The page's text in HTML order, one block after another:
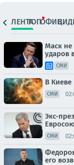
ЛЕНТАТОПОФИЦ.
Маск не
ударов
СМИ
В
СМИ
Экс-
СМИ
его